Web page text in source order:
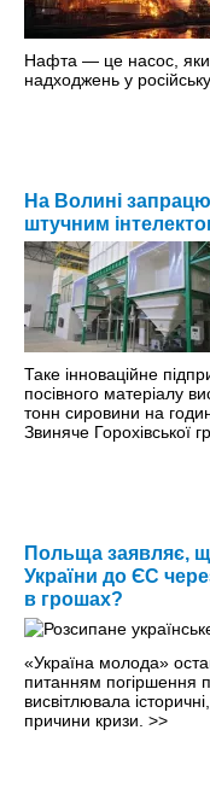
Нафта — це насос,
надходжень у
На Волині
штучним
Таке інноваційне
посівного матеріалу
тонн сировини на
Звиняче Горохівської
Польща заявляє,
України до ЄС
в грошах?
«Україна молода»
питанням погіршення
висвітлювала
причини кризи. >>